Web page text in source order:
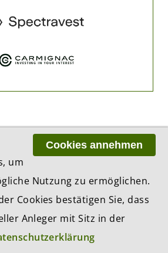
Content Production GmbH
38
8002 Zürich
Cookies annehmen
um
Nutzung zu ermöglichen.
Cookies bestätigen Sie, dass
Anleger mit Sitz in der